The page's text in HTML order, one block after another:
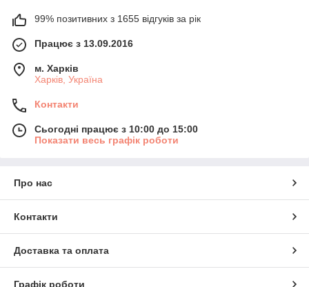
99% позитивних з 1655 відгуків за рік
Працює з 13.09.2016
м. Харків
Харків, Україна
Контакти
Сьогодні працює з 10:00 до 15:00
Показати весь графік роботи
Про нас
Контакти
Доставка та оплата
Графік роботи